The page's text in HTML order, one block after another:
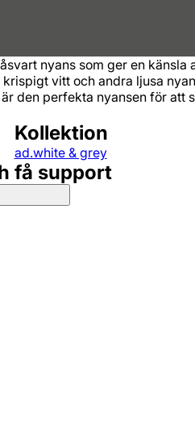
nyans som ger en känsla
vitt och andra ljusa
den perfekta nyansen för att
Kollektion
ad.white & grey
få support